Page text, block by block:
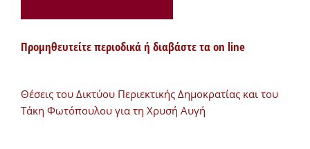
Προμηθευτείτε περιοδικά ή διαβάστε τα on line
Θέσεις του Δικτύου Περιεκτικής Δημοκρατίας και του
Τάκη Φωτόπουλου για τη Χρυσή Αυγή